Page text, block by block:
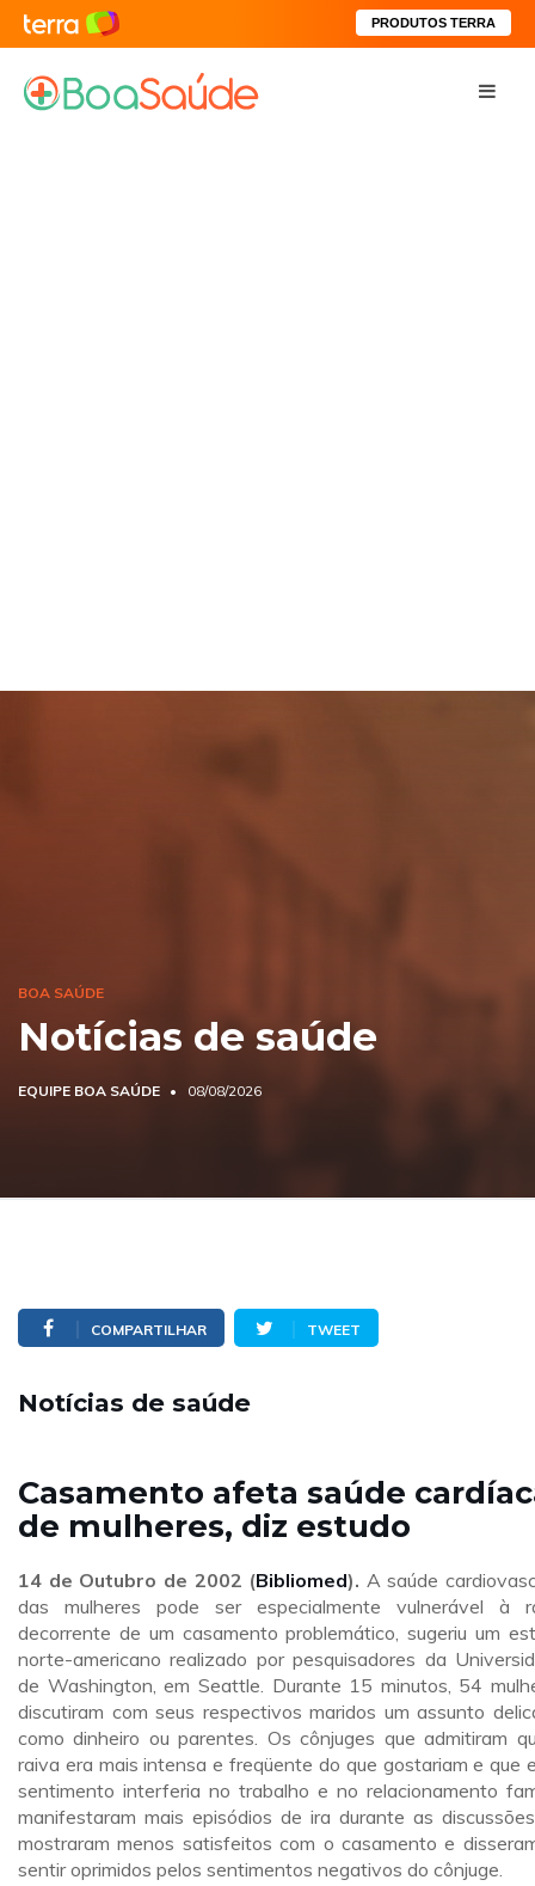
PRODUTOS TERRA
BOA SAÚDE
Notícias de saúde
EQUIPE BOA SAÚDE 08/08/2026
COMPARTILHAR TWEET
Notícias de saúde
Casamento afeta saúde
de mulheres, diz estudo
14 de Outubro de 2002 (Bibliomed). A saúde
das mulheres pode ser especialmente vulnerável à
decorrente de um casamento problemático, sugeriu um
norte-americano realizado por pesquisadores da
de Washington, em Seattle. Durante 15 minutos, 54
discutiram com seus respectivos maridos um assunto
como dinheiro ou parentes. Os cônjuges que admitiram
raiva era mais intensa e freqüente do que gostariam e que
sentimento interferia no trabalho e no relacionamento
manifestaram mais episódios de ira durante as
mostraram menos satisfeitos com o casamento e
sentir oprimidos pelos sentimentos negativos do cônjuge.